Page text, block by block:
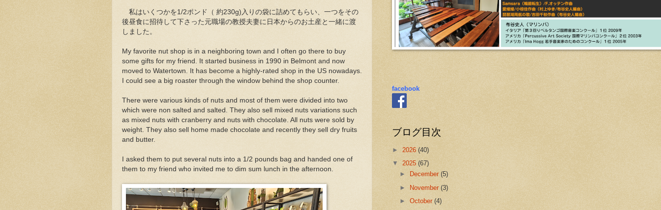
私はいくつかを1/2ポンド（ 約230g)入りの袋に詰めてもらい、一つをその
後昼食に招待して下さった元職場の教授夫妻に日本からのお土産と一緒に渡
しました。
My favorite nut shop is in a neighboring town and I often go there to buy
some gifts for my friend. It started business in 1990 in Belmont and now
moved to Watertown. It has become a highly-rated shop in the US nowadays.
I could see a big roaster through the window behind the shop counter.
There were various kinds of nuts and most of them were divided into two
which were non salted and salted. They also sell mixed nuts variations such
as mixed nuts with cranberry and nuts with chocolate. All nuts were sold by
weight. They also sell home made chocolate and recently they sell dry fruits
and butter.
I asked them to put several nuts into a 1/2 pounds bag and handed one of
them to my friend who invited me to dim sum lunch in the afternoon.
facebook
ブログ目次
► 2026 (40)
▼ 2025 (67)
►
December(5)
► November(3)
►October(4)